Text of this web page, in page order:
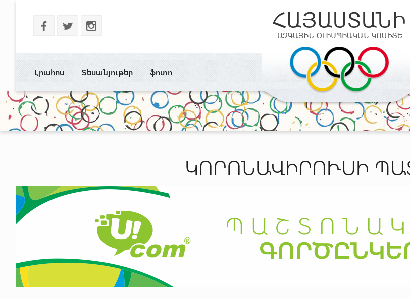
b a x
Լրահոս Տեսանյութեր ֆոտո
ԿՈՐՈՆԱՎԻՐՈՒՍԻ